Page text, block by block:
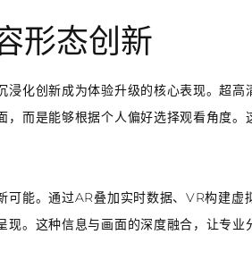
形态创新
浸化创新成为体验升级的核心表现。超
，而是能够根据个人偏好选择观看角度
可能。通过AR叠加实时数据、VR构建虚
。这种信息与画面的深度融合，让专业